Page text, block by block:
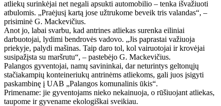
atliekų surinkėjai net negali apsukti automobilio – tenka išvažiuoti
atbulomis. „Praėjusį kartą jose užtrukome beveik tris valandas“, –
prisiminė G. Mackevičius.
Anot jo, labai svarbu, kad antrines atliekas surenka eiliniai
darbuotojai, lydimi bendrovės vadovo. „Jis paprastai važiuoja
priekyje, palydi mašinas. Taip daro tol, kol vairuotojai ir krovėjai
susipažįsta su maršrutu“, – pastebėjo G. Mackevičius.
Palangos gyventojai, namų savininkai, dar neturintys geltonųjų
stačiakampių konteineriukų antrinėms atliekoms, gali juos įsigyti
paskambinę į UAB „Palangos komunalinis ūkis“.
Primename: jie gyventojams nieko nekainuoja, o rūšiuojant atliekas,
taupome ir gyvename ekologiškai sveikiau.